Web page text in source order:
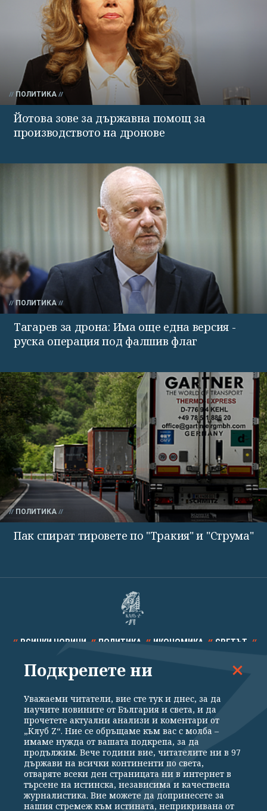
ПОЛИТИКА
Йотова зове за държавна помощ за
производството на дронове
ПОЛИТИКА
Тагарев за дрона: Има още една версия -
руска операция под фалшив флаг
ПОЛИТИКА
Пак спират тировете по "Тракия" и "Струма"
ВСИЧКИ НОВИНИ ПОЛИТИКА ИКОНОМИКА СВЕТЪТ
СПОРТ КУЛТУРА ТЕХНОЛОГИИ КАЛЕЙДОСКОП
Общи условия
Политика за поверителност
Реклама
Партньори Контакти
За Клуб Z
Екип
Подкрепете ни
Подкрепете ни
Уважаеми читатели, вие сте тук и днес, за да
научите новините от България и света, и да
прочетете актуални анализи и коментари от
„Клуб Z“. Ние се обръщаме към вас с молба –
имаме нужда от вашата подкрепа, за да
продължим. Вече години вие, читателите ни в 97
държави на всички континенти по света,
отваряте всеки ден страницата ни в интернет в
търсене на истинска, независима и качествена
журналистика. Вие можете да допринесете за
нашия стремеж към истината, неприкривана от